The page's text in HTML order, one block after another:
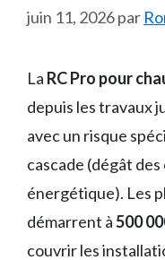
juin 11, 2026par
La RC Pro pour
depuis les travaux
avec un risque
cascade (dégât
énergétique). Les
démarrent à500
couvrir les